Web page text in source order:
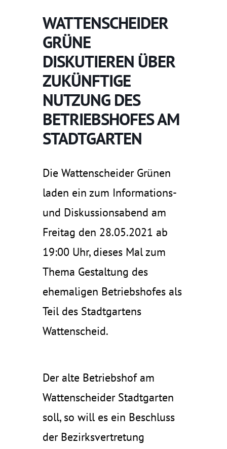
WATTENSCHEIDER
GRÜNE
DISKUTIEREN ÜBER
ZUKÜNFTIGE
NUTZUNG DES
BETRIEBSHOFES AM
STADTGARTEN
Die Wattenscheider Grünen
laden ein zum Informations-
und Diskussionsabend am
Freitag den 28.05.2021 ab
19:00 Uhr, dieses Mal zum
Thema Gestaltung des
ehemaligen Betriebshofes als
Teil des Stadtgartens
Wattenscheid.
Der alte Betriebshof am
Wattenscheider Stadtgarten
soll, so will es ein Beschluss
der Bezirksvertretung